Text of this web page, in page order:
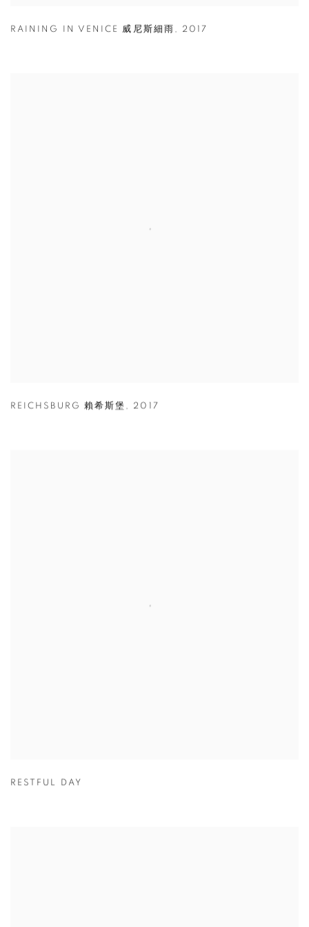
RAINING IN VENICE 威尼斯細雨 , 2017
REICHSBURG 賴希斯堡 , 2017
RESTFUL DAY